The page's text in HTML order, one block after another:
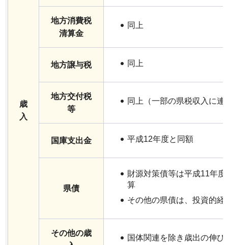
歳
入
地方消費税
清算金
同上
地方譲与税 同上
地方交付税
等
同上（一部の県税収入に連
国庫支出金 平成12年度と同額
県債
財源対策債等は平成11年
算
その他の県債は、投資的経
その他の歳
国体関連を除き歳出の伸び